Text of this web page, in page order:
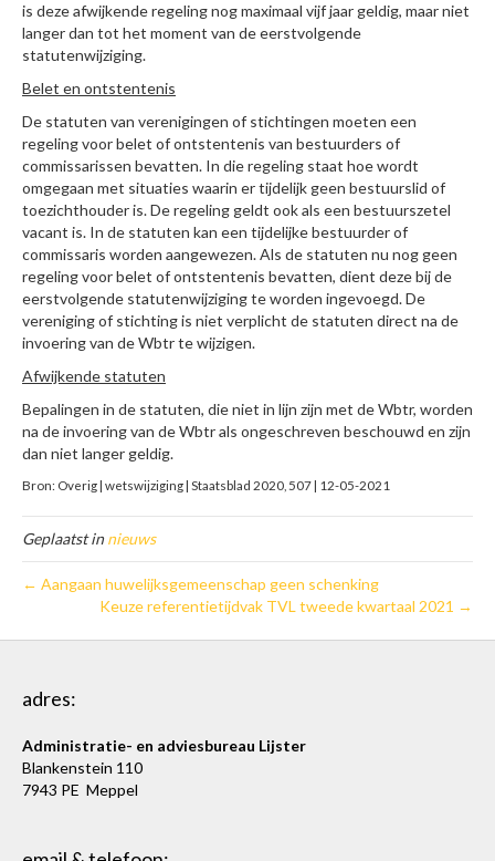
is deze afwijkende regeling nog maximaal vijf jaar geldig, maar niet
langer dan tot het moment van de eerstvolgende
statutenwijziging.
Belet en ontstentenis
De statuten van verenigingen of stichtingen moeten een
regeling voor belet of ontstentenis van bestuurders of
commissarissen bevatten. In die regeling staat hoe wordt
omgegaan met situaties waarin er tijdelijk geen bestuurslid of
toezichthouder is. De regeling geldt ook als een bestuurszetel
vacant is. In de statuten kan een tijdelijke bestuurder of
commissaris worden aangewezen. Als de statuten nu nog geen
regeling voor belet of ontstentenis bevatten, dient deze bij de
eerstvolgende statutenwijziging te worden ingevoegd. De
vereniging of stichting is niet verplicht de statuten direct na de
invoering van de Wbtr te wijzigen.
Afwijkende statuten
Bepalingen in de statuten, die niet in lijn zijn met de Wbtr, worden
na de invoering van de Wbtr als ongeschreven beschouwd en zijn
dan niet langer geldig.
Bron: Overig | wetswijziging | Staatsblad 2020, 507 | 12-05-2021
Geplaatst innieuws
← Aangaan huwelijksgemeenschap geen schenking
Keuze referentietijdvak TVL tweede kwartaal 2021 →
adres:
Administratie- en adviesbureau Lijster
Blankenstein 110
7943 PE Meppel